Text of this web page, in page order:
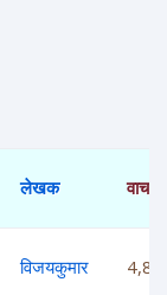
लेखक वाचने
विजयकुमार